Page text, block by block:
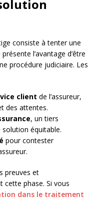
consiste à tenter une
l’avantage d’être
procédure judiciaire. Les
client de l’assureur,
des attentes.
, un tiers
équitable.
pour contester
preuves et
cette phase. Si vous
dans le traitement